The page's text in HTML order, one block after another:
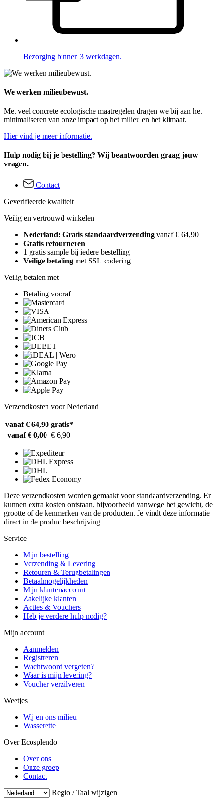
Bezorging binnen 3 werkdagen.
We werken milieubewust.
Met veel concrete ecologische maatregelen dragen we bij aan het
minimaliseren van onze impact op het milieu en het klimaat.
Hier vind je meer informatie.
Hulp nodig bij je bestelling? Wij beantwoorden graag jouw
vragen.
Contact
Geverifieerde kwaliteit
Veilig en vertrouwd winkelen
Nederland: Gratis standaardverzending vanaf € 64,90
Gratis retourneren
1 gratis sample bij iedere bestelling
Veilige betaling met SSL-codering
Veilig betalen met
Betaling vooraf
Verzendkosten voor Nederland
vanaf € 64,90 gratis*
vanaf € 0,00 € 6,90
Deze verzendkosten worden gemaakt voor standaardverzending. Er
kunnen extra kosten ontstaan, bijvoorbeeld vanwege het gewicht, de
grootte of de kenmerken van de producten. Je vindt deze informatie
direct in de productbeschrijving.
Service
Mijn bestelling
Verzending & Levering
Retouren & Terugbetalingen
Betaalmogelijkheden
Mijn klantenaccount
Zakelijke klanten
Acties & Vouchers
Heb je verdere hulp nodig?
Mijn account
Aanmelden
Registreren
Wachtwoord vergeten?
Waar is mijn levering?
Voucher verzilveren
Weetjes
Wij en ons milieu
Wasserette
Over Ecosplendo
Over ons
Onze groep
Contact
Regio / Taal wijzigen